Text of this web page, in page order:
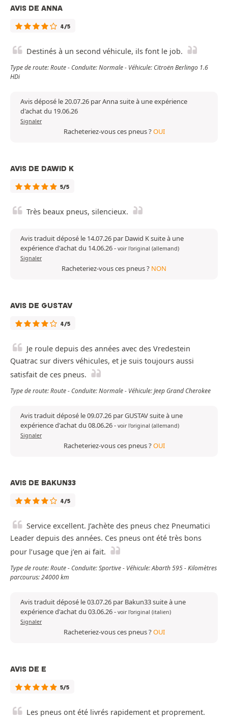
AVIS DE ANNA
4/5
Destinés à un second véhicule, ils font le job.
Type de route: Route - Conduite: Normale - Véhicule: Citroën Berlingo 1.6
HDi
Avis déposé le 20.07.26 par Anna suite à une expérience
d'achat du 19.06.26
Signaler
Racheteriez-vous ces pneus ?OUI
AVIS DE DAWID K
5/5
Très beaux pneus, silencieux.
Avis traduit déposé le 14.07.26 par Dawid K suite à une
expérience d'achat du 14.06.26- voir l'original (allemand)
Signaler
Racheteriez-vous ces pneus ? NON
AVIS DE GUSTAV
4/5
Je roule depuis des années avec des Vredestein
Quatrac sur divers véhicules, et je suis toujours aussi
satisfait de ces pneus.
Type de route: Route - Conduite: Normale - Véhicule: Jeep Grand Cherokee
Avis traduit déposé le 09.07.26 par GUSTAV suite à une
expérience d'achat du 08.06.26- voir l'original (allemand)
Signaler
Racheteriez-vous ces pneus ?OUI
AVIS DE BAKUN33
4/5
Service excellent. J’achète des pneus chez Pneumatici
Leader depuis des années. Ces pneus ont été très bons
pour l’usage que j’en ai fait.
Type de route: Route - Conduite: Sportive - Véhicule: Abarth 595 - Kilomètres
parcourus: 24000 km
Avis traduit déposé le 03.07.26 par Bakun33 suite à une
expérience d'achat du 03.06.26- voir l'original (italien)
Signaler
Racheteriez-vous ces pneus ?OUI
AVIS DE E
5/5
Les pneus ont été livrés rapidement et proprement.